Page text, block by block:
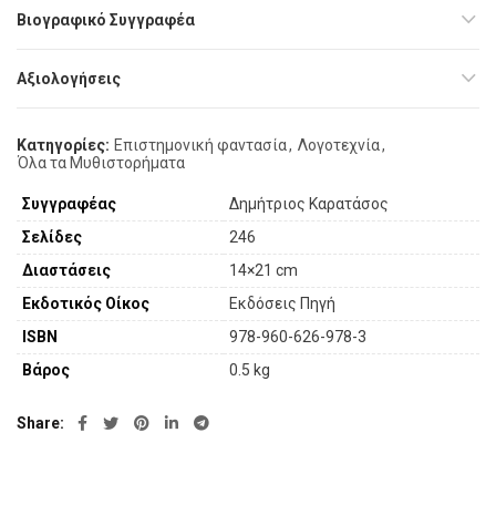
Βιογραφικό Συγγραφέα
Αξιολογήσεις
Κατηγορίες: Επιστημονική φαντασία, Λογοτεχνία,
Όλα τα Μυθιστορήματα
Συγγραφέας
Δημήτριος Καρατάσος
Σελίδες
246
Διαστάσεις
14×21 cm
Εκδοτικός Οίκος
Εκδόσεις Πηγή
ISBN
978-960-626-978-3
Βάρος
0.5 kg
Share